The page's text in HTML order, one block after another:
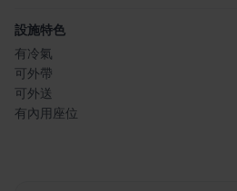
設施特色
有冷氣
可外帶
可外送
有內用座位